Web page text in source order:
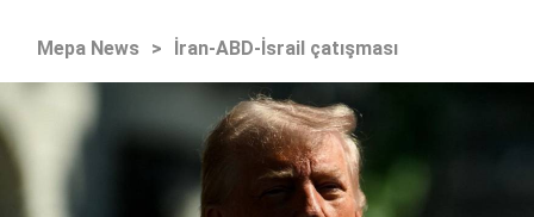
Mepa News > İran-ABD-İsrail çatışması